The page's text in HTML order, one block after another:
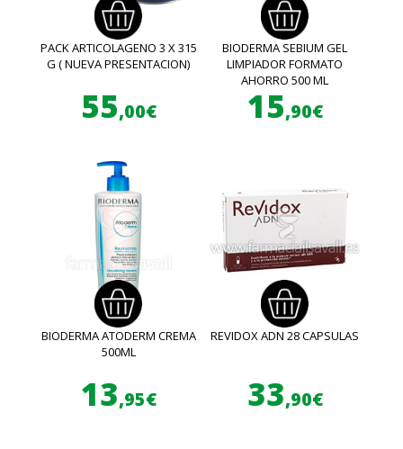
PACK ARTICOLAGENO 3 X 315
G ( NUEVA PRESENTACION)
55,00€
BIODERMA SEBIUM GEL
LIMPIADOR FORMATO
AHORRO 500 ML
15,90€
BIODERMA ATODERM CREMA
500ML
13,95€
REVIDOX ADN 28 CAPSULAS
33,90€